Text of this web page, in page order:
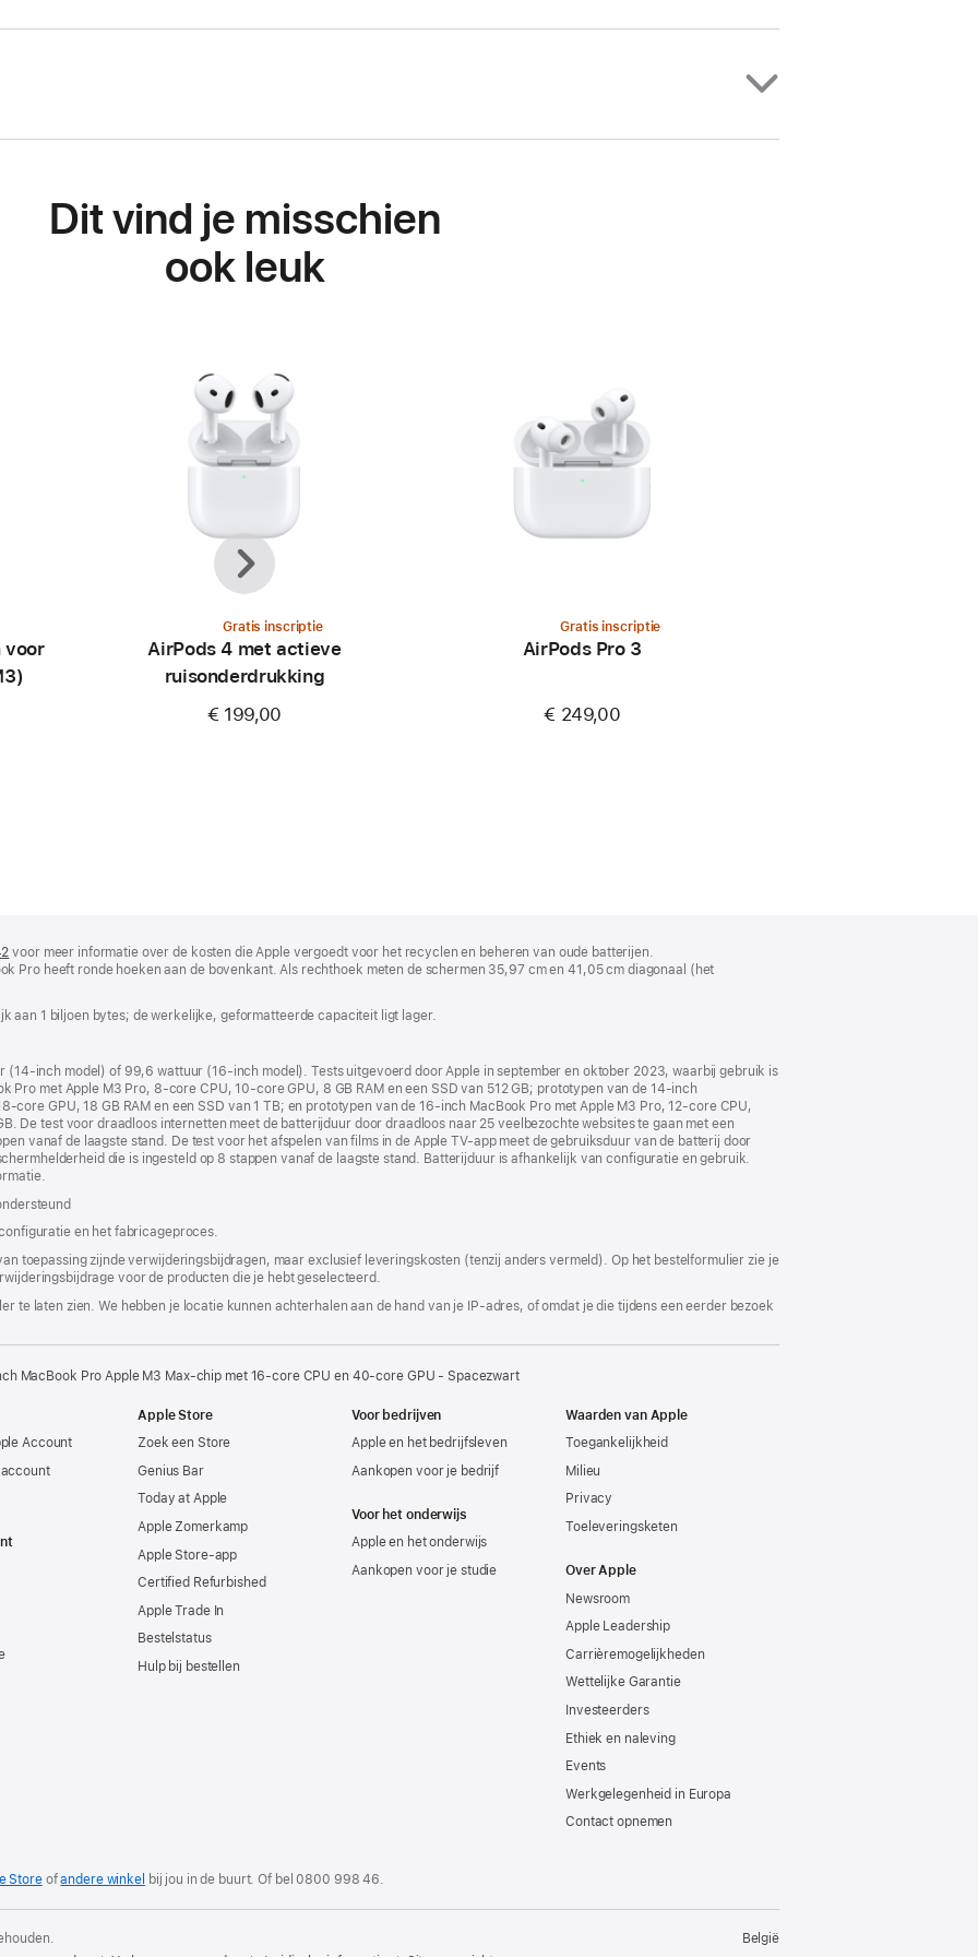
Dit vind je misschien
ook leuk
voor
Gratis inscriptie
AirPods 4 met actieve
ruisonderdrukking
€ 199,00
Gratis inscriptie
AirPods Pro 3
€ 249,00
Vorige
Volgende
(wordt
in
geopend)
voor meer informatie over de kosten die Apple vergoedt voor het recyclen en beheren van oude batterijen.
Pro heeft ronde hoeken aan de bovenkant. Als rechthoek meten de schermen 35,97 cm en 41,05 cm diagonaal (het
aan 1 biljoen bytes; de werkelijke, geformatteerde capaciteit ligt lager.
model) of 99,6 wattuur (16‑inch model). Tests uitgevoerd door Apple in september en oktober 2023, waarbij gebruik is
Pro met Apple M3 Pro, 8‑core CPU, 10‑core GPU, 8 GB RAM en een SSD van 512 GB; prototypen van de 14‑inch
GPU, 18 GB RAM en een SSD van 1 TB; en prototypen van de 16‑inch MacBook Pro met Apple M3 Pro, 12‑core CPU,
De test voor draadloos internetten meet de batterijduur door draadloos naar 25 veelbezochte websites te gaan met een
vanaf de laagste stand. De test voor het afspelen van films in de Apple TV-app meet de gebruiksduur van de batterij door
die is ingesteld op 8 stappen vanaf de laagste stand. Batterijduur is afhankelijk van configuratie en gebruik.
en het fabricageproces.
toepassing zijnde verwijderingsbijdragen, maar exclusief leveringskosten (tenzij anders vermeld). Op het bestelformulier zie je
voor de producten die je hebt geselecteerd.
te laten zien. We hebben je locatie kunnen achterhalen aan de hand van je IP-adres, of omdat je die tijdens een eerder bezoek
MacBook Pro Apple M3 Max-chip met 16‑core CPU en 40‑core GPU - Spacezwart
Account
Apple Store
Zoek een Store
Genius Bar
Today at Apple
Apple Zomerkamp
Apple Store-app
Certified Refurbished
Apple Trade In
Bestelstatus
Hulp bij bestellen
Voor bedrijven
Apple en het bedrijfsleven
Aankopen voor je bedrijf
Voor het onderwijs
Apple en het onderwijs
Aankopen voor je studie
Waarden van Apple
Toegankelijkheid
Milieu
Privacy
Toeleveringsketen
Over Apple
Newsroom
Apple Leadership
Carrièremogelijkheden
Wettelijke Garantie
Investeerders
Ethiek en naleving
Events
Werkgelegenheid in Europa
Contact opnemen
Storeofandere winkel bij jou in de buurt. Of bel0800 998 46.
België